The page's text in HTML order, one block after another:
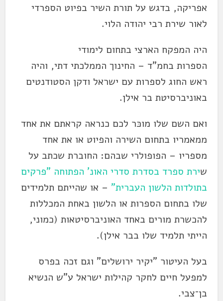
אפריקה, בדגש על תורת השיר בפיוט הספרדי
לאור שירת רבי יהודה הלוי.
היה המפקח הארצי בתחום לימודי
הספרות בחמ"ד – החינוך הממלכתי דתי, והיה
ראש החוג לספרות עם ישראל ודקן הסטודנטים
באוניברסיטת בר אילן.
ואם השם שלו מוכּר לכם כנראה קראתם את אחד
ממאמריו בתחום השירה והפיוט או את אחד
מספריו – הפופולרי שבהם: החוברת שכתב על
שירת ספרד בסדרת סדרי האונ' הפתוחה "פרקים
בתולדות הלשון העברית" – או שהייתם תלמידים
שלו בתחום הספרות או הלשון באחת המכללות
להכשרת מורים באחד האוניברסיטאות (כמוני,
הייתי תלמיד שלו בבר אילן).
בעל העיטור "יקיר ירושלים" וגם זכה בפרס
למפעל חיים לחקר קהילות ישראל ע"ש הנשיא
בן־צבי.